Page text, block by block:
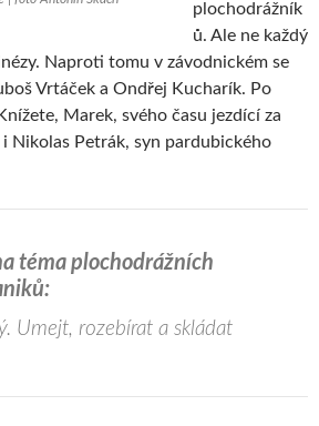
plochodrážník
ů. Ale ne každý
Naproti tomu v závodnickém se
Vrtáček a Ondřej Kucharík. Po
Marek, svého času jezdící za
Nikolas Petrák, syn pardubického
téma plochodrážních
Umejt, rozebírat a skládat